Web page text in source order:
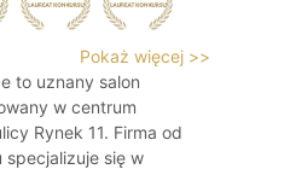
Pokaż więcej >>
to uznany salon
w centrum
Rynek 11. Firma od
specjalizuje się w